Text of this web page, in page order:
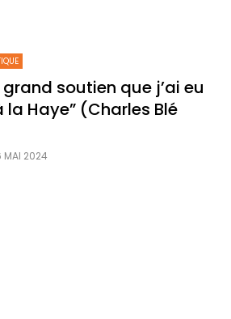
soutien que j’ai eu
Haye” (Charles Blé
MAI 2024